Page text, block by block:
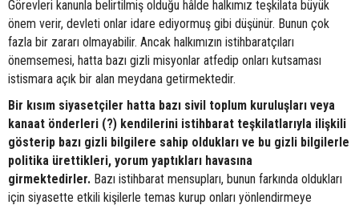
Görevleri kanunla belirtilmiş olduğu hâlde halkımız teşkilata büyük
önem verir, devleti onlar idare ediyormuş gibi düşünür. Bunun çok
fazla bir zararı olmayabilir. Ancak halkımızın istihbaratçıları
önemsemesi, hatta bazı gizli misyonlar atfedip onları kutsaması
istismara açık bir alan meydana getirmektedir.
Bir kısım siyasetçiler hatta bazı sivil toplum kuruluşları veya
kanaat önderleri (?) kendilerini istihbarat teşkilatlarıyla ilişkili
gösterip bazı gizli bilgilere sahip oldukları ve bu gizli bilgilerle
politika ürettikleri, yorum yaptıkları havasına
girmektedirler. Bazı istihbarat mensupları, bunun farkında oldukları
için siyasette etkili kişilerle temas kurup onları yönlendirmeye